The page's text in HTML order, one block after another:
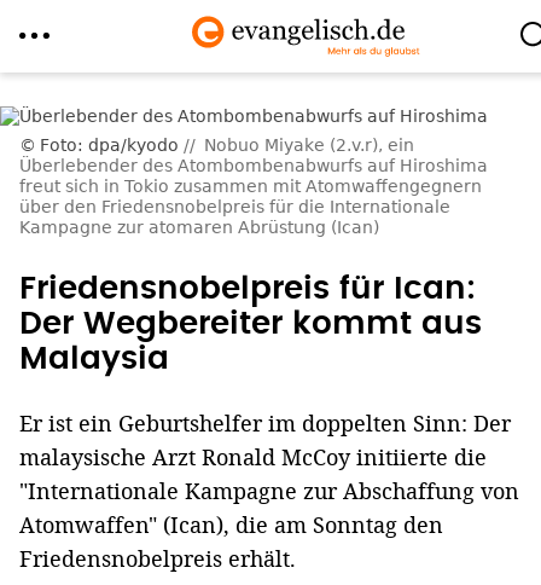
zum
InhaltFoto: dpa/kyodo
Nobuo Miyake (2.v.r), ein
Überlebender des Atombombenabwurfs auf Hiroshima
freut sich in Tokio zusammen mit Atomwaffengegnern
über den Friedensnobelpreis für die Internationale
Kampagne zur atomaren Abrüstung (Ican)
Friedensnobelpreis für Ican:
Der Wegbereiter kommt aus
Malaysia
Er ist ein Geburtshelfer im doppelten Sinn: Der
malaysische Arzt Ronald McCoy initiierte die
"Internationale Kampagne zur Abschaffung von
Atomwaffen" (Ican), die am Sonntag den
Friedensnobelpreis erhält.